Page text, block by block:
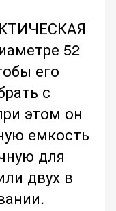
52
его
с
этом он
емкость
для
двух в